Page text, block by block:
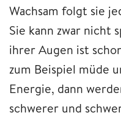
Wachsam folgt sie
Sie kann zwar nicht
ihrer Augen ist
zum Beispiel müde
Energie, dann
schwerer und